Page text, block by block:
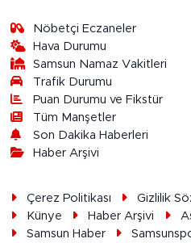
Nöbetçi Eczaneler
Hava Durumu
Samsun Namaz Vakitleri
Trafik Durumu
Puan Durumu ve Fikstür
Tüm Manşetler
Son Dakika Haberleri
Haber Arşivi
Çerez Politikası Gizlilik
Künye
Haber Arşivi
Samsun Haber